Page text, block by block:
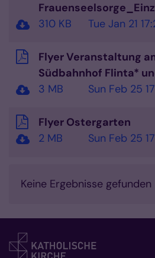
310 KB
Tue Jan 21
Flyer Veranstaltung
Südbahnhof Flinta*
3 MB
Sun Feb 25
Flyer Ostergarten
2 MB
Sun Feb 25
Keine Ergebnisse gefunden